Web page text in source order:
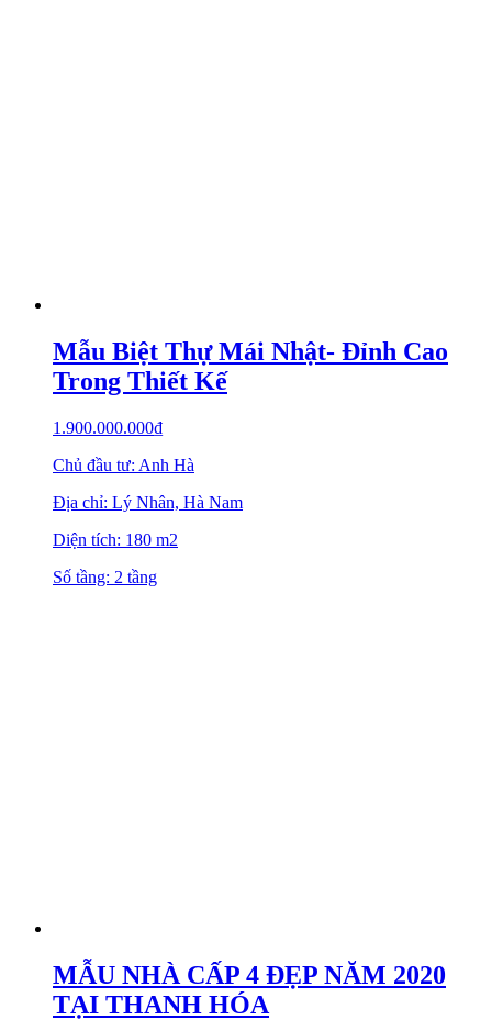
Mẫu Biệt Thự Mái Nhật- Đỉnh Cao
Trong Thiết Kế
1.900.000.000₫
Chủ đầu tư: Anh Hà
Địa chỉ: Lý Nhân, Hà Nam
Diện tích: 180 m2
Số tầng: 2 tầng
MẪU NHÀ CẤP 4 ĐẸP NĂM 2020
TẠI THANH HÓA